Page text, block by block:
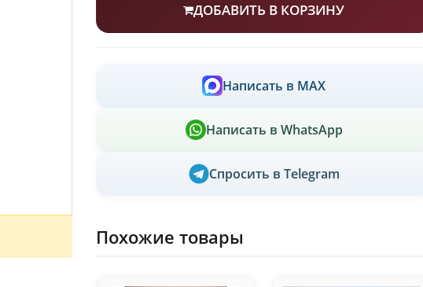
ДОБАВИТЬ В КОРЗИНУ
Написать в MAX
Написать в WhatsApp
Спросить в Telegram
Похожие товары